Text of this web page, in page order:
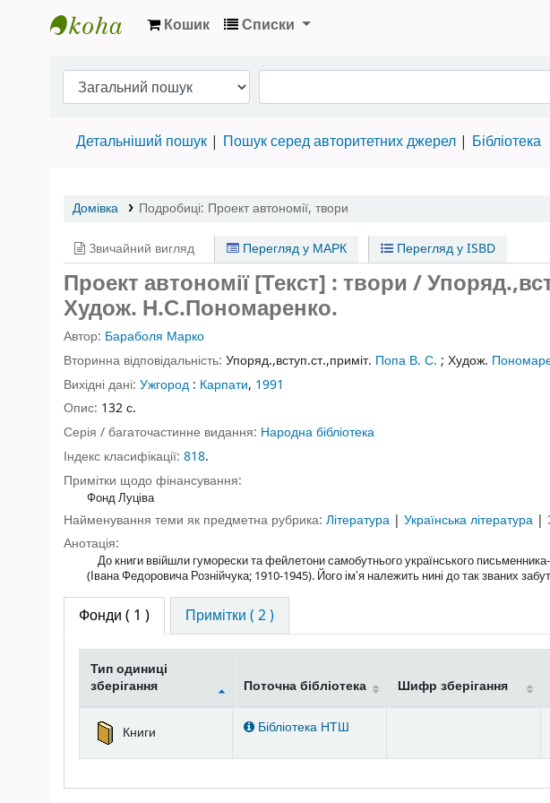
Кошик Списки
Детальніший пошук Пошук серед авторитетних джерел Бібліотека
Домівка Подробиці: Проект автономії, твори
Звичайний вигляд Перегляд у МАРК Перегляд у ISBD
Проект автономії [Текст] : твори /
Худож. Н.С.Пономаренко.
Автор: Бараболя Марко
Вторинна відповідальність: Упоряд.,вступ.ст.,приміт. Попа В. С. ; Худож.
Вихідні дані: Ужгород : Карпати, 1991
Опис: 132 с.
Серія / багаточастинне видання: Народна бібліотека
Індекс класифікації: 818.
Примітки щодо фінансування:
Фонд Луціва
Найменування теми як предметна рубрика: Література | Українська література |
Анотація:
До книги ввійшли гуморески та фейлетони самобутнього українського
(Івана Федоровича Рознійчука; 1910-1945). Його імʼя належить нині до так званих
Фонди ( 1 ) Примітки ( 2 )
Фонди
Тип одиниці
зберігання
Поточна бібліотека Шифр зберігання
Книги Бібліотека НТШ